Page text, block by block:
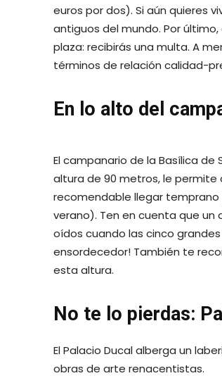
euros por dos). Si aún quieres
antiguos del mundo. Por
plaza: recibirás una multa. A
términos de relación calidad-
En lo alto del
El campanario de la Basílica
altura de 90 metros, le permite
recomendable llegar
verano). Ten en cuenta que un
oídos cuando las cinco
ensordecedor! También te
esta altura.
No te lo pierdas:
El Palacio Ducal alberga un
obras de arte renacentistas.